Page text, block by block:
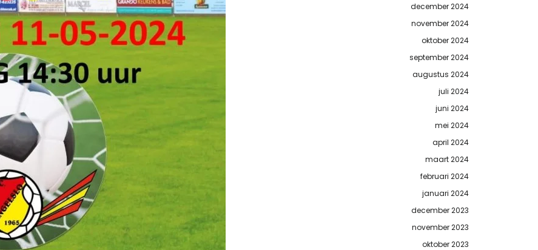
december 2024
november 2024
oktober 2024
september 2024
augustus 2024
juli 2024
juni 2024
mei 2024
april 2024
maart 2024
februari 2024
januari 2024
december 2023
november 2023
oktober 2023